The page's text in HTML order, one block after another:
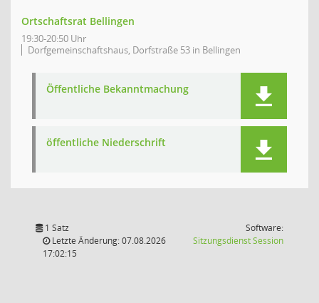
Ortschaftsrat Bellingen
19:30-20:50 Uhr
Dorfgemeinschaftshaus, Dorfstraße 53 in Bellingen
Öffentliche Bekanntmachung
öffentliche Niederschrift
1 Satz
Letzte Änderung: 07.08.2026
17:02:15
Software:
SitzungsdienstSession(Wird in